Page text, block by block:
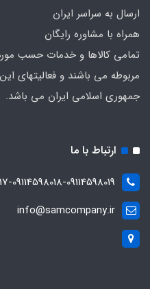
ارسال به سراسر ایران
همراه با مشاوره رایگان
تمامی کالاها و خدمات حسب
مربوطه می باشند و فعالیتهای
جمهوری اسلامی ایران می باشد.
ارتباط با ما
۰۹۱۱۹۲۵۹۵۱۷-09114598017-
info@samcompany.ir